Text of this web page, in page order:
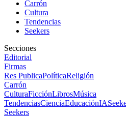
Carrón
Cultura
Tendencias
Seekers
Secciones
Editorial
Firmas
Res PublicaPolíticaReligión
Carrón
CulturaFicciónLibrosMúsica
TendenciasCienciaEducaciónIA
Seekers